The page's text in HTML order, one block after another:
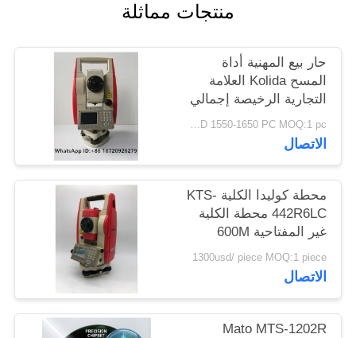
PRIVACY
POLICY
منتجات مماثلة
حار بيع المهنية أداة
المسح Kolida العلامة
التجارية الرخيصة إجمالي
محطة KTS442R10
Reflectorless 1000m
USD 1550-1650 PC MOQ:1 pc
الاتصال
محطة كوليدا الكلية KTS-
442R6LC محطة الكلية
غير المفتاحية 600M
1300usd/ piece MOQ:1 piece
الاتصال
Mato MTS-1202R